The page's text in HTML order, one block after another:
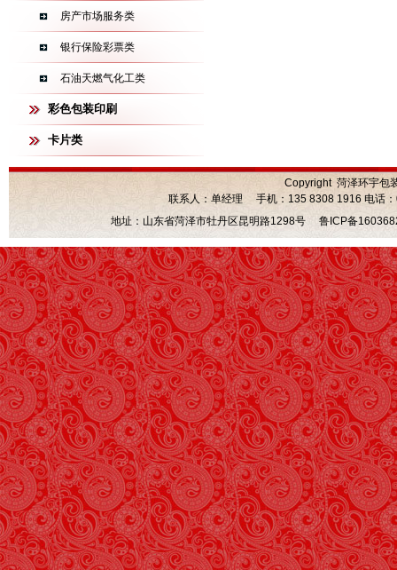
房产市场服务类
银行保险彩票类
石油天燃气化工类
彩色包装印刷
卡片类
Copyright 菏泽环宇包
联系人：单经理 手机：135 8308 1916 电话
地址：山东省菏泽市牡丹区昆明路1298号 鲁ICP备